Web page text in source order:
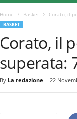
Home Basket Corato, il
BASKET
Corato, il
superata:
By La redazione - 22